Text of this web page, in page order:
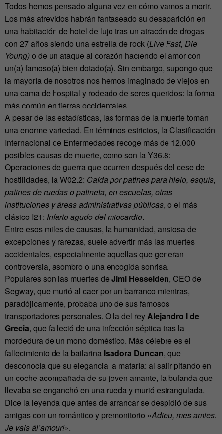
Todos hemos pensado alguna vez en cómo vamos a morir.
Los más atrevidos habrán fantaseado su desaparición en
una habitación de hotel de lujo tras un atracón de drogas
con 27 años siendo una estrella de rock (Live Fast, Die
Young)o de un ataque al corazón haciendo el amor con
un(a) famoso(a) bien dotado(a). Sin embargo, supongo que
la mayoría de nosotros nos hemos imaginado de viejos en
una cama de hospital y rodeado de seres queridos: la forma
más común en tierras occidentales.
A pesar de las estadísticas, las formas de la muerte toman
una enorme variedad. En términos estrictos, la Clasificación
Internacional de Enfermedades recoge más de 12.000
posibles causas de muerte, como son la Y36.8:
Operaciones de guerra que ocurren después del cese de
hostilidades, la W02.2: Caída por patines para hielo, esquís,
patines de ruedas o patineta, en escuelas, otras
instituciones y áreas administrativas públicas, o el más
clásico I21: Infarto agudo del miocardio.
Entre esos miles de causas, la humanidad, ansiosa de
excepciones y rarezas, suele advertir más las muertes
accidentales, especialmente aquellas que generan
controversia, asombro o una encogida sonrisa.
Populares son las muertes de Jimi Hesselden, CEO de
Segway, que murió al caer por un barranco mientras,
paradójicamente, probaba uno de sus famosos
transportadores personales. O la del reyAlejandro I de
Grecia, que falleció de una infección séptica tras la
mordedura de un mono doméstico. Más célebre es el
fallecimiento de la bailarina Isadora Duncan, que
desconocía que su elegancia la mataría: al salir pitando en
un coche acompañada de su joven amante, la bufanda que
llevaba se enganchó en una rueda y murió estrangulada.
Dice la leyenda que antes de arrancar se despidió de sus
amigas con un romántico y premonitorio «Adieu, mes amies.
Je vais ál’amour!».